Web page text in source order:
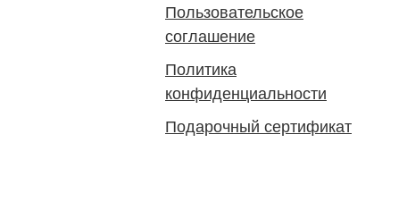
Пользовательское
соглашение
Политика
конфиденциальности
Подарочный сертификат